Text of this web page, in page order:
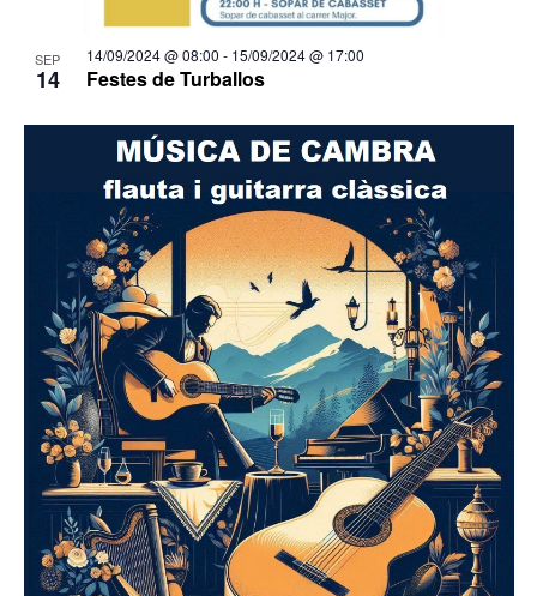
SEP
14 Festes de Turballos
14/09/2024 @ 08:00 - 15/09/2024 @ 17:00